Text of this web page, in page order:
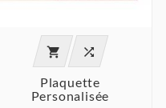
 
Plaquette
Personalisée